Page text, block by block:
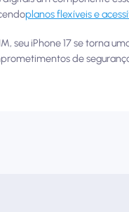
planos flexíveis e
seu iPhone 17 se torna
de